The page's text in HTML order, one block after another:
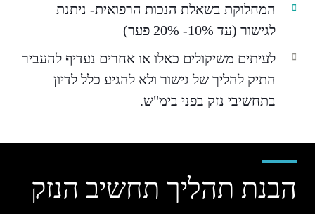
המחלוקת בשאלת הנכות הרפואית- ניתנת
לגישור (עד 10%- 20% פער)
לעיתים משיקולים כאלו או אחרים נעדיף להעביר
התיק להליך של גישור ולא להגיע כלל לדיון
בתחשיבי נזק בפני בימ"ש.
הבנת תהליך תחשיב הנזק